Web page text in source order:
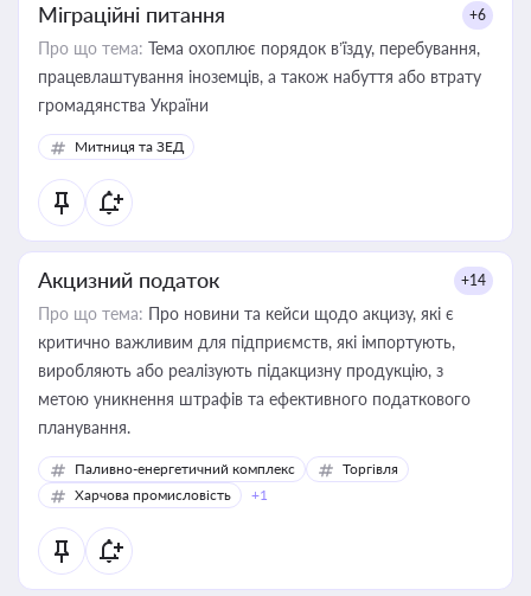
Міграційні питання +6
Про що тема: Тема охоплює порядок в’їзду, перебування,
працевлаштування іноземців, а також набуття або втрату
громадянства України
Митниця та ЗЕД
Акцизний податок +14
Про що тема: Про новини та кейси щодо акцизу, які є
критично важливим для підприємств, які імпортують,
виробляють або реалізують підакцизну продукцію, з
метою уникнення штрафів та ефективного податкового
планування.
Паливно-енергетичний комплекс
Торгівля
Харчова промисловість
+1